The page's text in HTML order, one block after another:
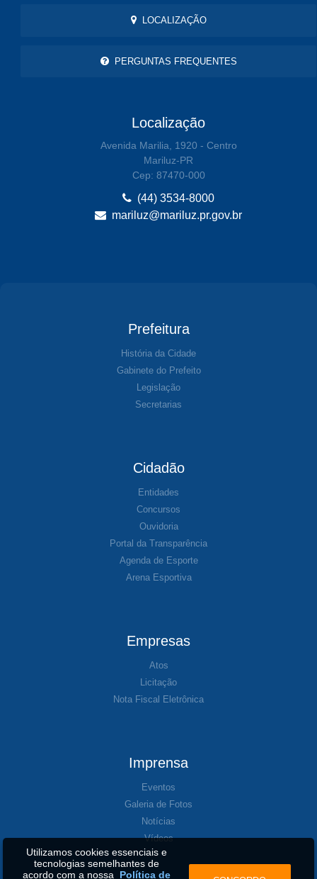
LOCALIZAÇÃO
PERGUNTAS FREQUENTES
Localização
Avenida Marilia, 1920 - Centro
Mariluz-PR
Cep: 87470-000
(44) 3534-8000
mariluz@mariluz.pr.gov.br
Prefeitura
História da Cidade
Gabinete do Prefeito
Legislação
Secretarias
Cidadão
Entidades
Concursos
Ouvidoria
Portal da Transparência
Agenda de Esporte
Arena Esportiva
Empresas
Atos
Licitação
Nota Fiscal Eletrônica
Imprensa
Eventos
Galeria de Fotos
Notícias
Vídeos
Utilizamos cookies essenciais e
tecnologias semelhantes de
acordo com a nossa Política de